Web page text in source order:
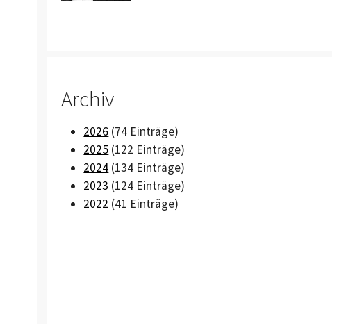
Archiv
2026 (74 Einträge)
2025 (122 Einträge)
2024 (134 Einträge)
2023 (124 Einträge)
2022 (41 Einträge)